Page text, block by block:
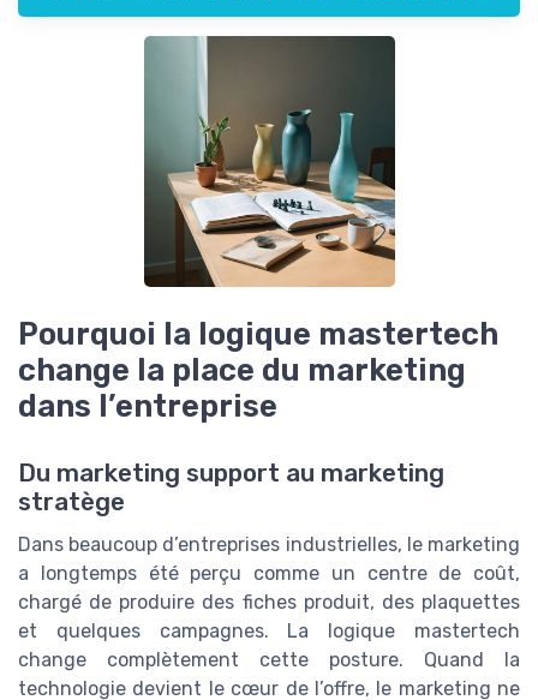
Pourquoi la logique mastertech
change la place du marketing
dans l’entreprise
Du marketing support au marketing
stratège
Dans beaucoup d’entreprises industrielles, le marketing
a longtemps été perçu comme un centre de coût,
chargé de produire des fiches produit, des plaquettes
et quelques campagnes. La logique mastertech
change complètement cette posture. Quand la
technologie devient le cœur de l’offre, le marketing ne